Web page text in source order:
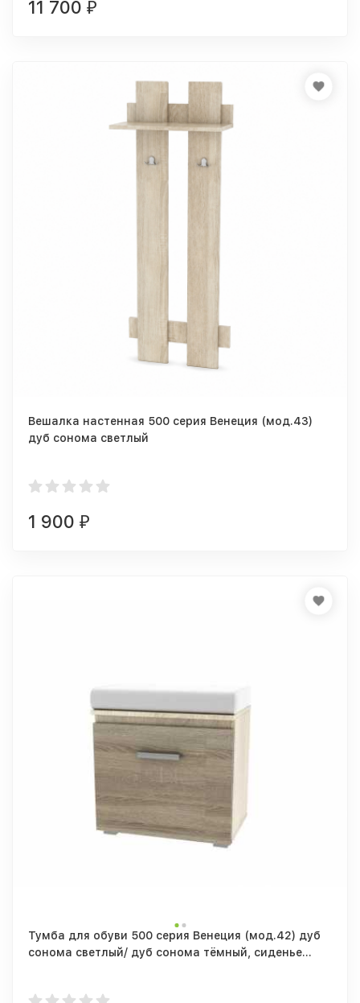
11 700 ₽
Вешалка настенная 500 серия Венеция (мод.43)
дуб сонома светлый
1 900 ₽
Тумба для обуви 500 серия Венеция (мод.42) дуб
сонома светлый/ дуб сонома тёмный, сиденье